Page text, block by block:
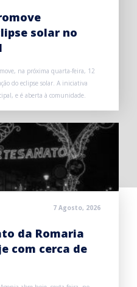
solar no
na próxima quarta-feira, 12
do eclipse solar. A iniciativa
e é aberta à comunidade.
7 Agosto, 2026
da Romaria
com cerca de